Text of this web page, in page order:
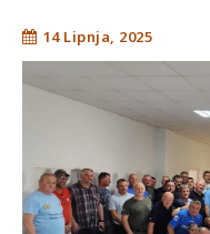
14 Lipnja, 2025